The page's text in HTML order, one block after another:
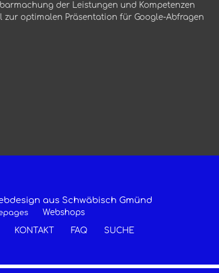
der Leistungen und Kompetenzen
optimalen Präsentation für Google-Abfragen
aus Schwäbisch Gmünd
Webshops
KONTAKT FAQ SUCHE